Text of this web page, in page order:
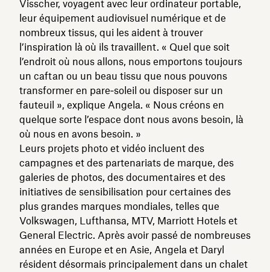
Visscher, voyagent avec leur ordinateur portable,
leur équipement audiovisuel numérique et de
nombreux tissus, qui les aident à trouver
l’inspiration là où ils travaillent. « Quel que soit
l’endroit où nous allons, nous emportons toujours
un caftan ou un beau tissu que nous pouvons
transformer en pare‑soleil ou disposer sur un
fauteuil », explique Angela. « Nous créons en
quelque sorte l’espace dont nous avons besoin, là
où nous en avons besoin. »
Leurs projets photo et vidéo incluent des
campagnes et des partenariats de marque, des
galeries de photos, des documentaires et des
initiatives de sensibilisation pour certaines des
plus grandes marques mondiales, telles que
Volkswagen, Lufthansa, MTV, Marriott Hotels et
General Electric. Après avoir passé de nombreuses
années en Europe et en Asie, Angela et Daryl
résident désormais principalement dans un chalet